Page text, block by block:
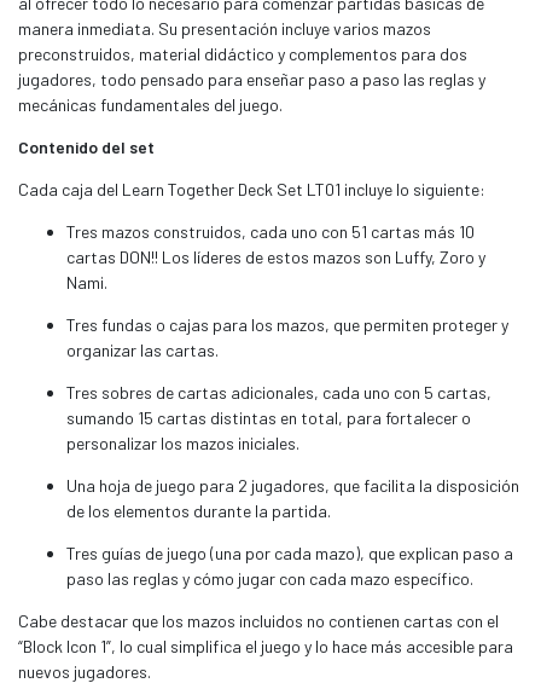
manera inmediata. Su presentación incluye varios mazos
preconstruidos, material didáctico y complementos para dos
jugadores, todo pensado para enseñar paso a paso las reglas y
mecánicas fundamentales del juego.
Contenido del set
Cada caja del Learn Together Deck Set LT01 incluye lo siguiente:
Tres mazos construidos, cada uno con 51 cartas más 10
cartas DON!! Los líderes de estos mazos son Luffy, Zoro y
Nami.
Tres fundas o cajas para los mazos, que permiten proteger y
organizar las cartas.
Tres sobres de cartas adicionales, cada uno con 5 cartas,
sumando 15 cartas distintas en total, para fortalecer o
personalizar los mazos iniciales.
Una hoja de juego para 2 jugadores, que facilita la disposición
de los elementos durante la partida.
Tres guías de juego (una por cada mazo), que explican paso a
paso las reglas y cómo jugar con cada mazo específico.
Cabe destacar que los mazos incluidos no contienen cartas con el
“Block Icon 1”, lo cual simplifica el juego y lo hace más accesible para
nuevos jugadores.